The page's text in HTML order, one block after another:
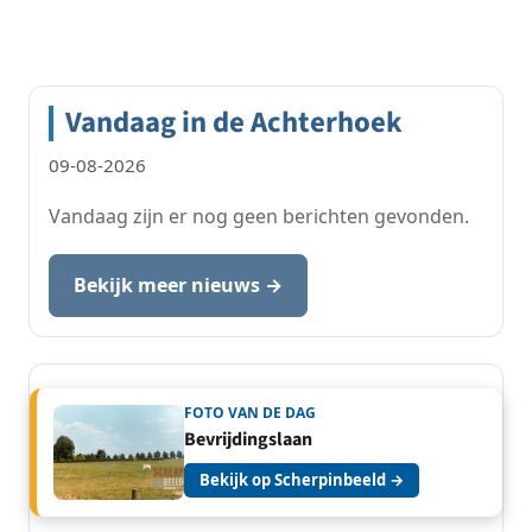
Vandaag in de Achterhoek
09-08-2026
Vandaag zijn er nog geen berichten gevonden.
Bekijk meer nieuws →
FOTO VAN DE DAG
Bevrijdingslaan
Bekijk op Scherpinbeeld →